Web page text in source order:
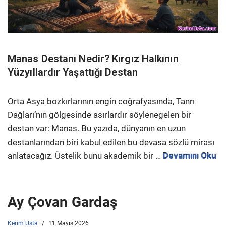
Manas Destanı Nedir? Kırgız Halkının
Yüzyıllardır Yaşattığı Destan
Orta Asya bozkırlarının engin coğrafyasında, Tanrı
Dağları’nın gölgesinde asırlardır söylenegelen bir
destan var: Manas. Bu yazıda, dünyanın en uzun
destanlarından biri kabul edilen bu devasa sözlü mirası
anlatacağız. Üstelik bunu akademik bir … Devamını Oku
Ay Çovan Gardaş
Kerim Usta 11 Mayıs 2026